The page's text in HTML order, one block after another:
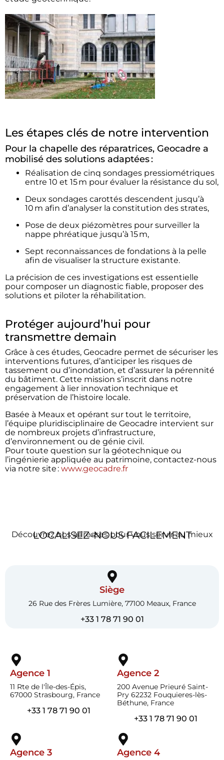
Les étapes clés de notre intervention
Pour la chapelle des réparatrices, Geocadre a
mobilisé des solutions adaptées :
Réalisation de cinq sondages pressiométriques
entre 10 et 15 m pour évaluer la résistance du sol,
Deux sondages carottés descendent jusqu’à
10 m afin d’analyser la constitution des strates,
Pose de deux piézomètres pour surveiller la
nappe phréatique jusqu’à 15 m,
Sept reconnaissances de fondations à la pelle
afin de visualiser la structure existante.
La précision de ces investigations est essentielle
pour composer un diagnostic fiable, proposer des
solutions et piloter la réhabilitation.
Protéger aujourd’hui pour
transmettre demain
Grâce à ces études, Geocadre permet de sécuriser les
interventions futures, d’anticiper les risques de
tassement ou d’inondation, et d’assurer la pérennité
du bâtiment. Cette mission s’inscrit dans notre
engagement à lier innovation technique et
préservation de l’histoire locale.
Basée à Meaux et opérant sur tout le territoire,
l’équipe pluridisciplinaire de Geocadre intervient sur
de nombreux projets d’infrastructure,
d’environnement ou de génie civil.
Pour toute question sur la géotechnique ou
l’ingénierie appliquée au patrimoine, contactez-nous
via notre site : www.geocadre.fr
LOCALISEZ-NOUS FACILEMENT
Découvrez nos adresses pour vous servir au mieux
Siège
26 Rue des Frères Lumière, 77100 Meaux, France
+33 1 78 71 90 01
Agence 1
11 Rte de l'Île-des-Épis,
67000 Strasbourg, France
+33 1 78 71 90 01
Agence 2
200 Avenue Prieuré Saint-
Pry 62232 Fouquieres-lès-
Béthune, France
+33 1 78 71 90 01
Agence 3 Agence 4